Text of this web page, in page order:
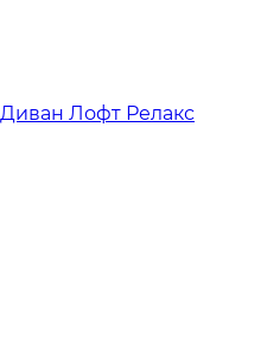
Диван Лофт Релакс